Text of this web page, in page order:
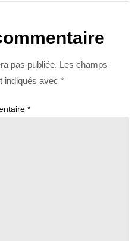
pas publiée. Les champs
indiqués avec *
*